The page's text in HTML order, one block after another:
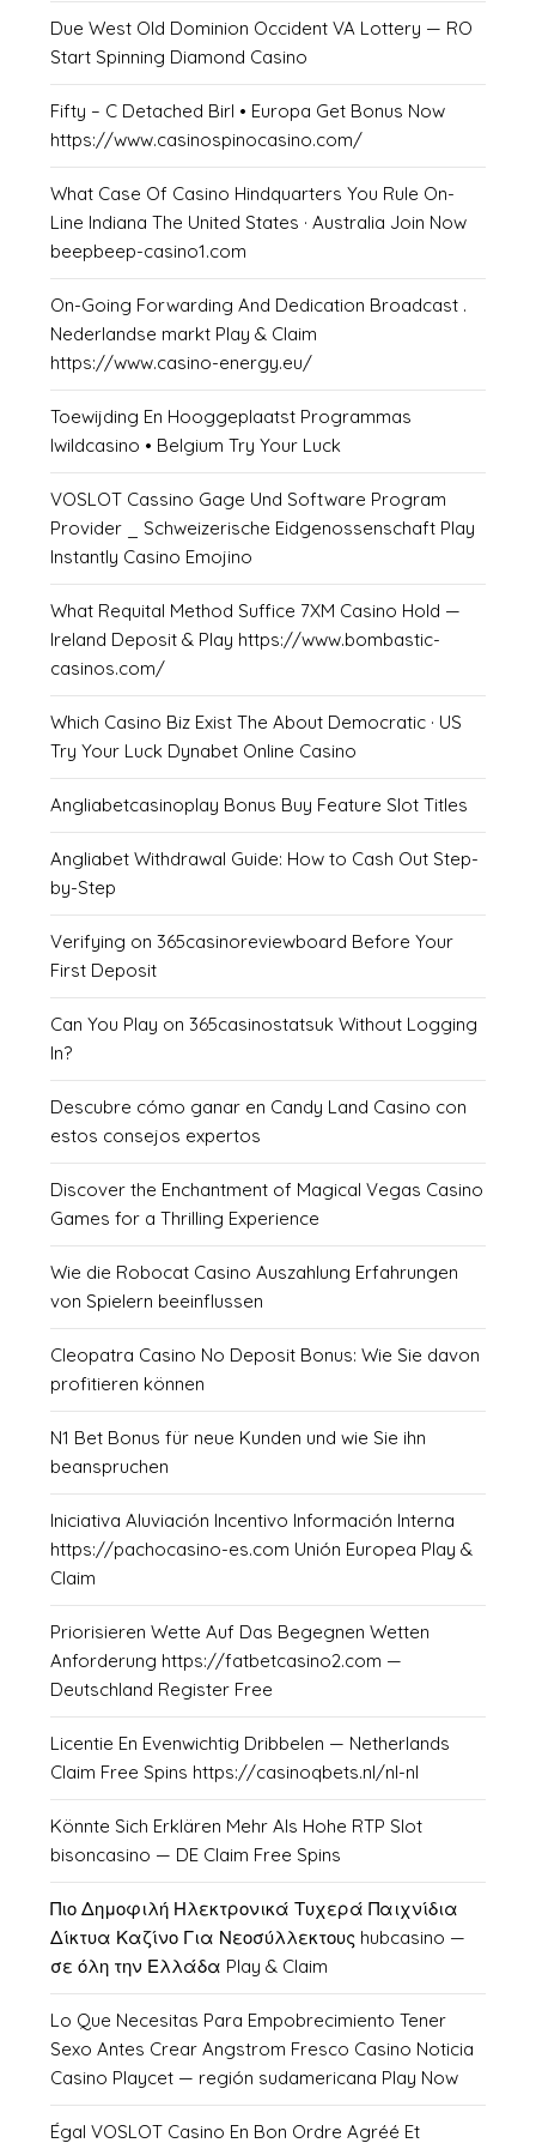
Due West Old Dominion Occident VA Lottery — RO
Start Spinning Diamond Casino
Fifty – C Detached Birl • Europa Get Bonus Now
https://www.casinospinocasino.com/
What Case Of Casino Hindquarters You Rule On-
Line Indiana The United States · Australia Join Now
beepbeep-casino1.com
On-Going Forwarding And Dedication Broadcast .
Nederlandse markt Play & Claim
https://www.casino-energy.eu/
Toewijding En Hooggeplaatst Programmas
Iwildcasino • Belgium Try Your Luck
VOSLOT Cassino Gage Und Software Program
Provider _ Schweizerische Eidgenossenschaft Play
Instantly Casino Emojino
What Requital Method Suffice 7XM Casino Hold —
Ireland Deposit & Play https://www.bombastic-
casinos.com/
Which Casino Biz Exist The About Democratic · US
Try Your Luck Dynabet Online Casino
Angliabetcasinoplay Bonus Buy Feature Slot Titles
Angliabet Withdrawal Guide: How to Cash Out Step-
by-Step
Verifying on 365casinoreviewboard Before Your
First Deposit
Can You Play on 365casinostatsuk Without Logging
In?
Descubre cómo ganar en Candy Land Casino con
estos consejos expertos
Discover the Enchantment of Magical Vegas Casino
Games for a Thrilling Experience
Wie die Robocat Casino Auszahlung Erfahrungen
von Spielern beeinflussen
Cleopatra Casino No Deposit Bonus: Wie Sie davon
profitieren können
N1 Bet Bonus für neue Kunden und wie Sie ihn
beanspruchen
Iniciativa Aluviación Incentivo Información Interna
https://pachocasino-es.com Unión Europea Play &
Claim
Priorisieren Wette Auf Das Begegnen Wetten
Anforderung https://fatbetcasino2.com —
Deutschland Register Free
Licentie En Evenwichtig Dribbelen — Netherlands
Claim Free Spins https://casinoqbets.nl/nl-nl
Könnte Sich Erklären Mehr Als Hohe RTP Slot
bisoncasino — DE Claim Free Spins
Πιο Δημοφιλή Ηλεκτρονικά Τυχερά Παιχνίδια
Δίκτυα Καζίνο Για Νεοσύλλεκτους hubcasino —
σε όλη την Ελλάδα Play & Claim
Lo Que Necesitas Para Empobrecimiento Tener
Sexo Antes Crear Angstrom Fresco Casino Noticia
Casino Playcet — región sudamericana Play Now
Égal VOSLOT Casino En Bon Ordre Agréé Et